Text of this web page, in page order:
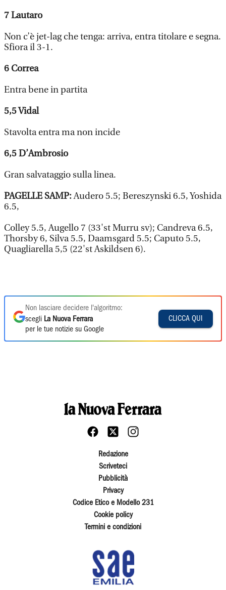
7Lautaro
Non c’è jet-lag che tenga: arriva, entra titolare e segna.
Sfiora il 3-1.
6 Correa
Entra bene in partita
5,5Vidal
Stavolta entra ma non incide
6,5D’Ambrosio
Gran salvataggio sulla linea.
PAGELLE SAMP:Audero 5.5; Bereszynski 6.5, Yoshida
6.5,
Colley 5.5, Augello 7 (33'st Murru sv); Candreva 6.5,
Thorsby 6, Silva 5.5, Daamsgard 5.5; Caputo 5.5,
Quagliarella 5,5 (22'st Askildsen 6).
Non lasciare decidere l'algoritmo:
scegli La Nuova Ferrara
per le tue notizie su Google
CLICCA QUI
Redazione
Scriveteci
Pubblicità
Privacy
Codice Etico e Modello 231
Cookie policy
Termini e condizioni